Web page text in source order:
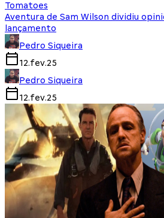
Tomatoes
Aventura de Sam Wilson dividiu
lançamento
Pedro Siqueira
12.fev.25
Pedro Siqueira
12.fev.25